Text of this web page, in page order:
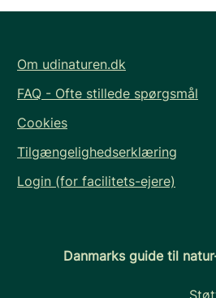
Om udinaturen.dk
FAQ - Ofte stillede spørgsmål
Cookies
Tilgængelighedserklæring
Login (for facilitets-ejere)
Danmarks guide til